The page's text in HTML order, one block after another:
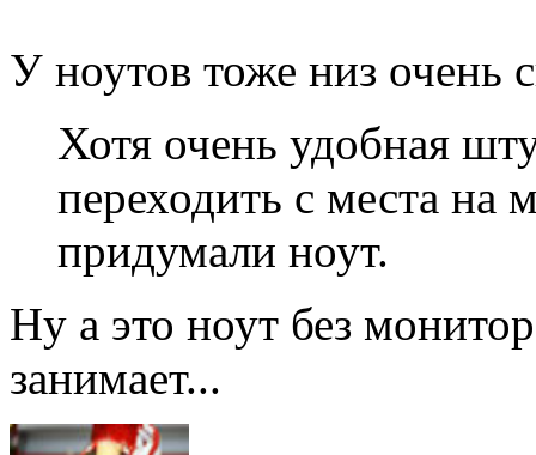
У ноутов тоже низ очень
Хотя очень удобная
переходить с места на
придумали ноут.
Ну а это ноут без
занимает...